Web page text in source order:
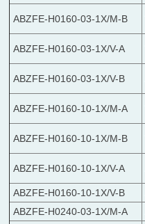
ABZFE-H0160-03-1X/M-B
ABZFE-H0160-03-1X/V-A
ABZFE-H0160-03-1X/V-B
ABZFE-H0160-10-1X/M-A
ABZFE-H0160-10-1X/M-B
ABZFE-H0160-10-1X/V-A
ABZFE-H0160-10-1X/V-B
ABZFE-H0240-03-1X/M-A